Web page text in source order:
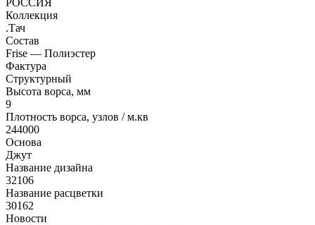
Коллекция
.Тач
Состав
Frise — Полиэстер
Фактура
Структурный
Высота ворса, мм
9
Плотность ворса, узлов / м.кв
244000
Основа
Джут
Название дизайна
32106
Название расцветки
30162
Новости